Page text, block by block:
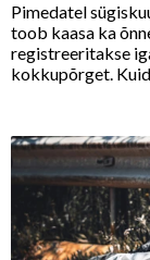
Pimedatel
toob kaasa ka
registreeritakse
kokkupõrget.